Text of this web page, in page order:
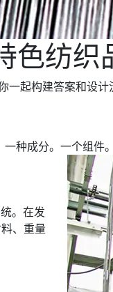
色纺织
一起构建答案和设计
种成分。一个组件
。在发
、重量